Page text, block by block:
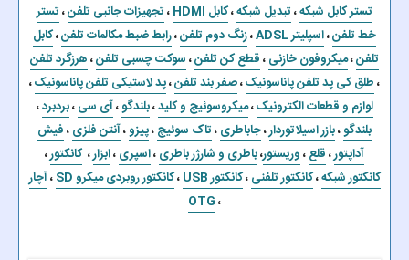
تستر کابل شبکه،تبدیل شبکه،کابل HDMI ،تجهیزات جانبی تلفن،تستر
خط تلفن،اسپلیتر ADSL ،زنگ دوم تلفن،رابط ضبط مکالمات تلفن،کابل
تلفن،میکروفون خازنی،قطع کن تلفن،سوکت چسبی تلفن،هرزگرد تلفن
،طلق کی پد تلفن پاناسونیک،صفر بند تلفن،پد لاستیکی تلفن پاناسونیک،
لوازم و قطعات الکترونیک،میکروسوئیچ و کلید،بلندگو،آی سی،بردبرد،
بلندگو،بازر اسیلاتوردار،جاباطری،تاک سوئیچ،پیزو،آنتن فلزی،فیش
آداپتور،قلع،وریستور،باطری و شارژر باطری،اسپری،ابزار،کانکتور،
کانکتور شبکه،کانکتور تلفنی،کانکتور USB ،کانکتور روبردی میکرو SD ،آچار
،OTG